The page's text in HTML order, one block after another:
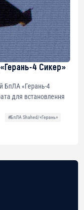
4 Сикер»
БпЛА «Герань-4
для встановлення
#БпЛА Shahed/«Герань»